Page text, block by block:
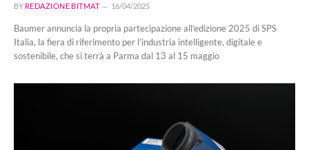
BY REDAZIONE BITMAT 16/04/2025
Baumer annuncia la propria partecipazione all’edizione 2025 di SPS
Italia, la fiera di riferimento per l’industria intelligente, digitale e
sostenibile, che si terrà a Parma dal 13 al 15 maggio